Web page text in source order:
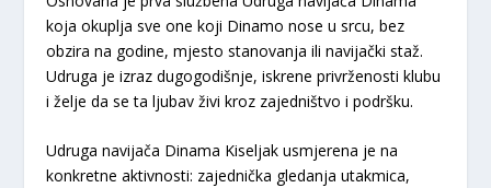
koja okuplja sve one koji Dinamo nose u srcu, bez
obzira na godine, mjesto stanovanja ili navijački staž.
Udruga je izraz dugogodišnje, iskrene privrženosti klubu
i želje da se ta ljubav živi kroz zajedništvo i podršku.
Udruga navijača Dinama Kiseljak usmjerena je na
konkretne aktivnosti: zajednička gledanja utakmica,